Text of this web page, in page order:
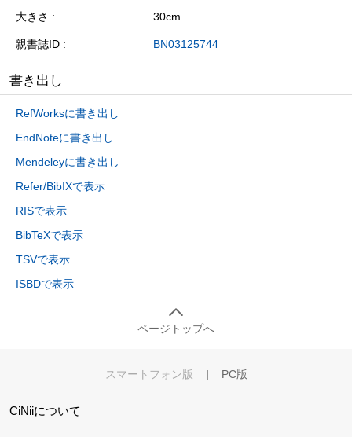
大きさ
30cm
親書誌ID BN03125744
書き出し
RefWorksに書き出し
EndNoteに書き出し
Mendeleyに書き出し
Refer/BibIXで表示
RISで表示
BibTeXで表示
TSVで表示
ISBDで表示
ページトップへ
スマートフォン版 | PC版
CiNiiについて